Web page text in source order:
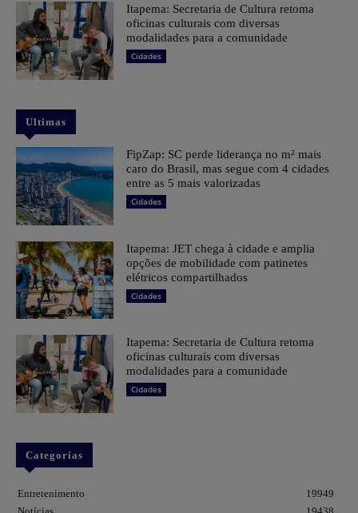
Itapema: Secretaria de Cultura retoma
oficinas culturais com diversas
modalidades para a comunidade
Cidades
Ultimas
FipZap: SC perde liderança no m² mais
caro do Brasil, mas segue com 4 cidades
entre as 5 mais valorizadas
Cidades
Itapema: JET chega à cidade e amplia
opções de mobilidade com patinetes
elétricos compartilhados
Cidades
Itapema: Secretaria de Cultura retoma
oficinas culturais com diversas
modalidades para a comunidade
Cidades
Categorias
Entretenimento
19949